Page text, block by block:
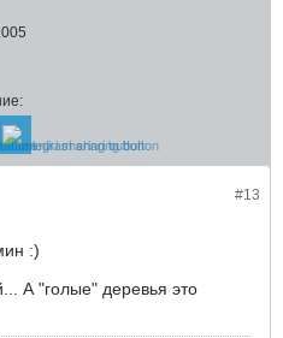
#13
:)
А "голые" деревья это